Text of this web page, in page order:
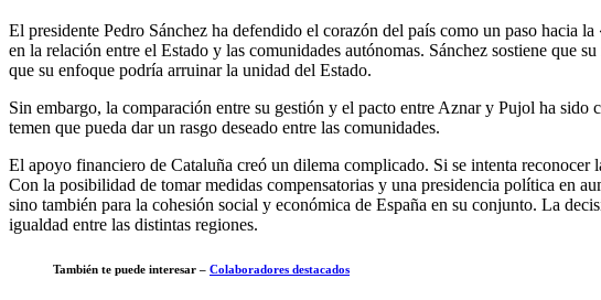
El presidente Pedro Sánchez ha defendido el corazón del país como un paso hacia
en la relación entre el Estado y las comunidades autónomas. Sánchez sostiene que
que su enfoque podría arruinar la unidad del Estado.
Sin embargo, la comparación entre su gestión y el pacto entre Aznar y Pujol ha
temen que pueda dar un rasgo deseado entre las comunidades.
El apoyo financiero de Cataluña creó un dilema complicado. Si se intenta
Con la posibilidad de tomar medidas compensatorias y una presidencia política en
sino también para la cohesión social y económica de España en su conjunto. La
igualdad entre las distintas regiones.
También te puede interesar – Colaboradores destacados